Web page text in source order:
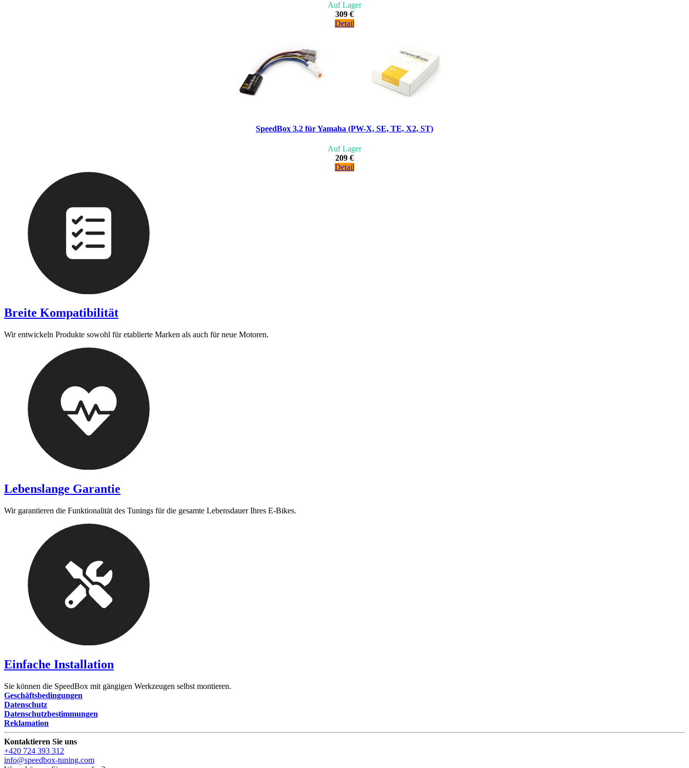
Auf Lager
309 €
Detail
SpeedBox 3.2 für Yamaha (PW-X, SE, TE, X2, ST)
Auf Lager
209 €
Detail
Breite Kompatibilität
Wir entwickeln Produkte sowohl für etablierte Marken als auch für neue Motoren.
Lebenslange Garantie
Wir garantieren die Funktionalität des Tunings für die gesamte Lebensdauer Ihres E-Bikes.
Einfache Installation
Sie können die SpeedBox mit gängigen Werkzeugen selbst montieren.
Geschäftsbedingungen
Datenschutz
Datenschutzbestimmungen
Reklamation
Kontaktieren Sie uns
+420 724 393 312
info@speedbox-tuning.com